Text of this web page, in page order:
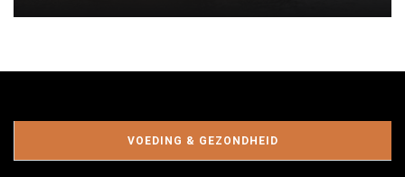
VOEDING & GEZONDHEID